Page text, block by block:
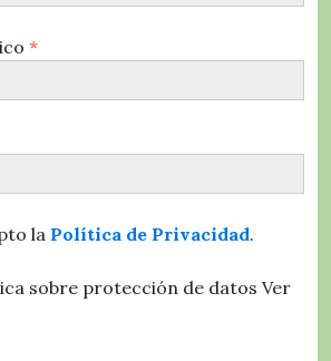
*
la Política de Privacidad.
sobre protección de datos Ver